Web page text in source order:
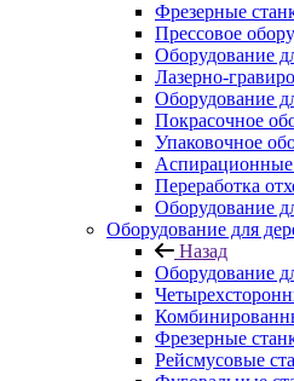
Фрезерные
Прессовое
Оборудование
Лазерно-
Оборудование
Покрасочное
Упаковочное
Переработка
Оборудование
Оборудование для
Назад
Оборудование
Фрезерные
Рейсмусовые